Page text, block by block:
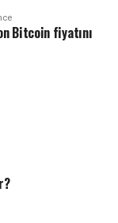
Bitcoin fiyatını